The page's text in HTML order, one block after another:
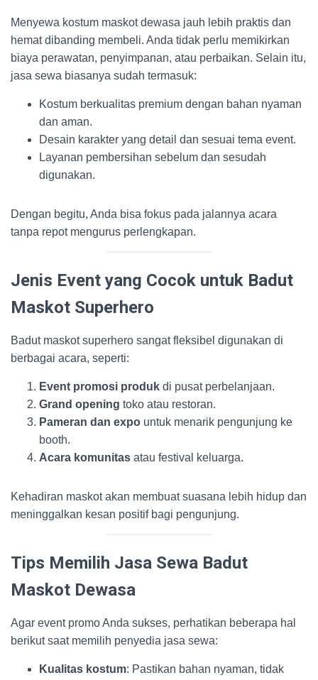
Menyewa kostum maskot dewasa jauh lebih praktis dan
hemat dibanding membeli. Anda tidak perlu memikirkan
biaya perawatan, penyimpanan, atau perbaikan. Selain itu,
jasa sewa biasanya sudah termasuk:
Kostum berkualitas premium dengan bahan nyaman
dan aman.
Desain karakter yang detail dan sesuai tema event.
Layanan pembersihan sebelum dan sesudah
digunakan.
Dengan begitu, Anda bisa fokus pada jalannya acara
tanpa repot mengurus perlengkapan.
Jenis Event yang Cocok untuk Badut
Maskot Superhero
Badut maskot superhero sangat fleksibel digunakan di
berbagai acara, seperti:
Event promosi produk di pusat perbelanjaan.
Grand opening toko atau restoran.
Pameran dan expo untuk menarik pengunjung ke
booth.
Acara komunitas atau festival keluarga.
Kehadiran maskot akan membuat suasana lebih hidup dan
meninggalkan kesan positif bagi pengunjung.
Tips Memilih Jasa Sewa Badut
Maskot Dewasa
Agar event promo Anda sukses, perhatikan beberapa hal
berikut saat memilih penyedia jasa sewa:
Kualitas kostum: Pastikan bahan nyaman, tidak